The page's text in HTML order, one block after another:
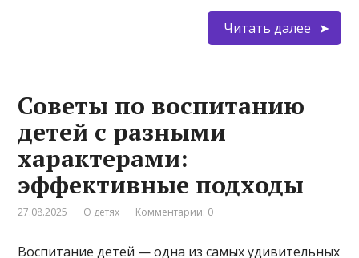
Читать далее
Советы по воспитанию
детей с разными
характерами:
эффективные подходы
27.08.2025 О детях Комментарии: 0
Воспитание детей — одна из самых удивительных